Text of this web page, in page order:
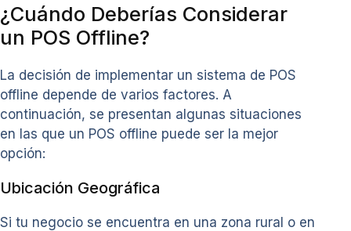
¿Cuándo Deberías Considerar
un POS Offline?
La decisión de implementar un sistema de POS
offline depende de varios factores. A
continuación, se presentan algunas situaciones
en las que un POS offline puede ser la mejor
opción:
Ubicación Geográfica
Si tu negocio se encuentra en una zona rural o en